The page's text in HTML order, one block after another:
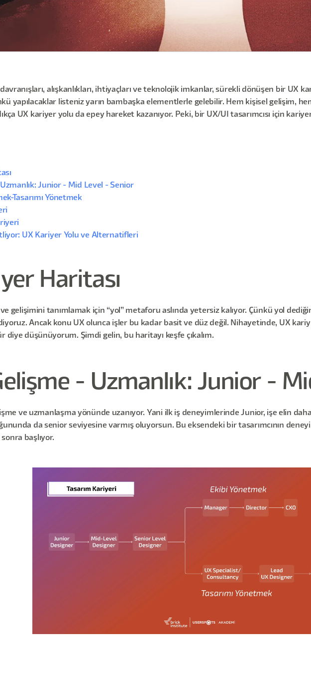
alışkanlıkları, ihtiyaçları ve teknolojik imkanlar, sürekli dönüşen bir UX
yapılacaklar listeniz yarın bambaşka elementlerle gelebilir. Hem kişisel gelişim,
UX kariyer yolu da epey hareket kazanıyor. Peki, bir UX/UI tasarımcısı için
Junior - Mid Level - Senior
Tasarımı Yönetmek
UX Kariyer Yolu ve Alternatifleri
Haritası
gelişimini tanımlamak için “yol” metaforu aslında yetersiz kalıyor. Çünkü yol
Ancak konu UX olunca işler bu kadar basit ve düz değil. Nihayetinde, UX
diye düşünüyorum. Şimdi gelin, bu haritayı keşfe çıkalım.
- Uzmanlık: Junior -
ve uzmanlaşma yönünde uzanıyor. Yani ilk iş deneyimlerinde Junior, işe elin
da senior seviyesine varmış oluyorsun. Bu eksendeki bir tasarımcının
başlıyor.